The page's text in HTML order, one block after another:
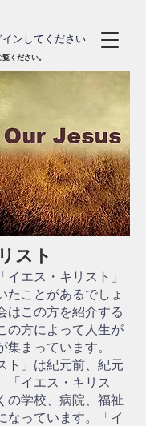
ください。
ンしてください
スト
イエス・キリスト」
たことがあるでしょ
はこの方を紹介する
の方によって人生が
まっています。
ト」は紀元前、紀元
「イエス・キリス
の学校、病院、福祉
なっています。「イ